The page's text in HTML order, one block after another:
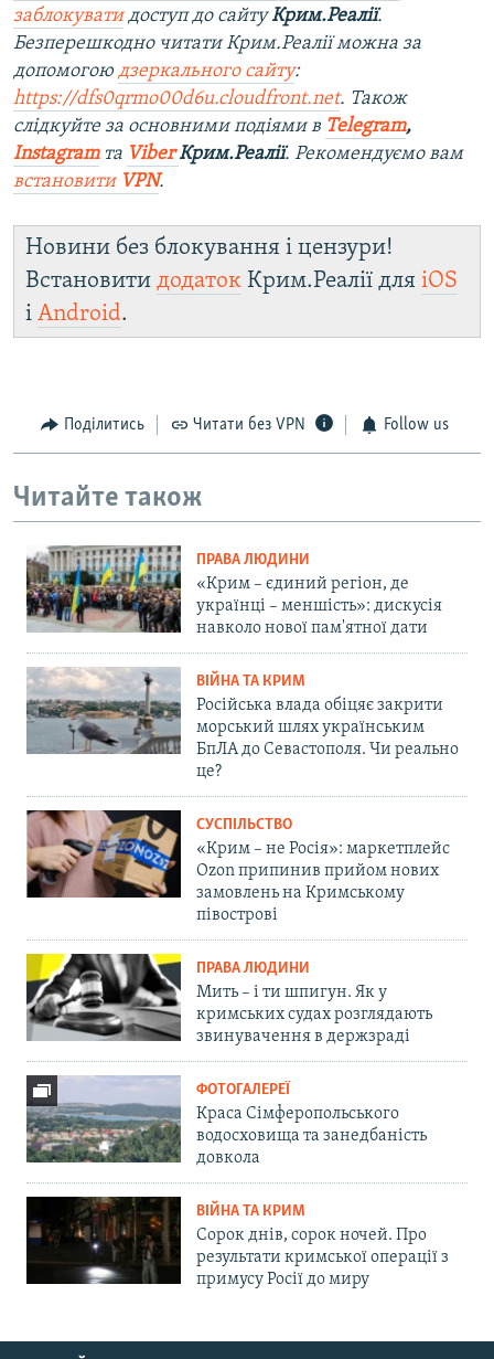
заблокуватидоступ до сайтуКрим.Реалії.
Безперешкодно читати Крим.Реалії можна за
допомогою дзеркального сайту:
https://dfs0qrmo00d6u.cloudfront.net. Також
слідкуйте за основними подіями в Telegram,
Instagramта ViberКрим.Реалії. Рекомендуємо вам
встановити VPN.
Новини без блокування і цензури!
Встановити додаток Крим.Реалії для iOS
і Android.
Поділитись Читати без VPN Follow us
Читайте також
ПРАВА ЛЮДИНИ
«Крим – єдиний регіон, де
українці – меншість»: дискусія
навколо нової пам'ятної дати
ВІЙНА ТА КРИМ
Російська влада обіцяє закрити
морський шлях українським
БпЛА до Севастополя. Чи реально
це?
СУСПІЛЬСТВО
«Крим – не Росія»: маркетплейс
Ozon припинив прийом нових
замовлень на Кримському
півострові
ПРАВА ЛЮДИНИ
Мить – і ти шпигун. Як у
кримських судах розглядають
звинувачення в держзраді
ФОТОГАЛЕРЕЇ
Краса Сімферопольського
водосховища та занедбаність
довкола
ВІЙНА ТА КРИМ
Сорок днів, сорок ночей. Про
результати кримської операції з
примусу Росії до миру